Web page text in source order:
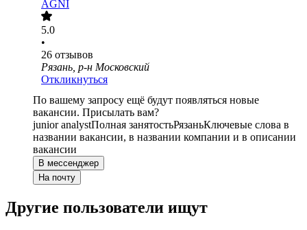
AGNI
5.0
•
26 отзывов
Рязань, р-н Московский
Откликнуться
По вашему запросу ещё будут появляться новые
вакансии. Присылать вам?
junior analystПолная занятостьРязаньКлючевые слова в
названии вакансии, в названии компании и в описании
вакансии
В мессенджер
На почту
Другие пользователи ищут